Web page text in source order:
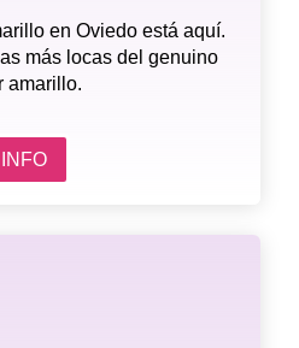
en Oviedo está aquí.
más locas del genuino
amarillo.